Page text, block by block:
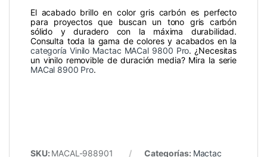
El acabado brillo en color gris carbón es perfecto
para proyectos que buscan un tono gris carbón
sólido y duradero con la máxima durabilidad.
Consulta toda la gama de colores y acabados en la
categoría Vinilo Mactac MACal 9800 Pro. ¿Necesitas
un vinilo removible de duración media? Mira la serie
MACal 8900 Pro.
SKU: MACAL-988901 Categorías: Mactac